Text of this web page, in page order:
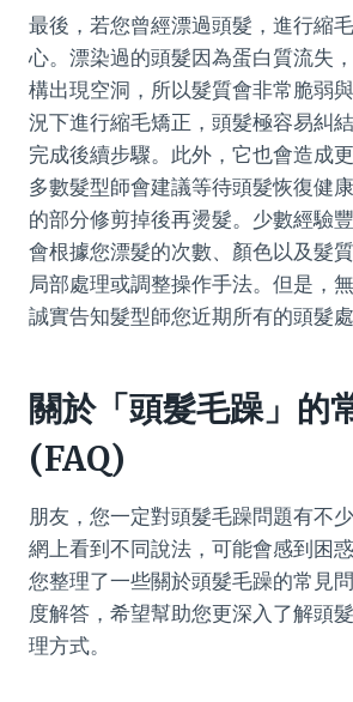
最後，若您曾經漂過頭髮，進行縮
心。漂染過的頭髮因為蛋白質流失
構出現空洞，所以髮質會非常脆弱
況下進行縮毛矯正，頭髮極容易糾
完成後續步驟。此外，它也會造成
多數髮型師會建議等待頭髮恢復健
的部分修剪掉後再燙髮。少數經驗
會根據您漂髮的次數、顏色以及髮
局部處理或調整操作手法。但是，
誠實告知髮型師您近期所有的頭髮處
關於「頭髮毛躁」的
(FAQ)
朋友，您一定對頭髮毛躁問題有不
網上看到不同說法，可能會感到困
您整理了一些關於頭髮毛躁的常見
度解答，希望幫助您更深入了解頭
理方式。